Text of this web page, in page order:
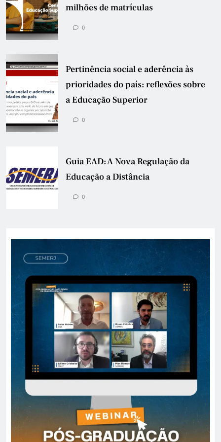
milhões de matrículas
0
Pertinência social e aderência às
prioridades do país: reflexões sobre
a Educação Superior
0
Guia EAD: A Nova Regulação da
Educação a Distância
0